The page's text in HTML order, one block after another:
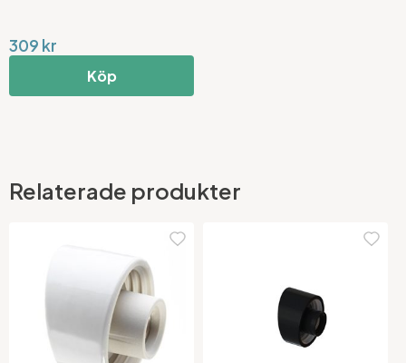
309 kr
Köp
Relaterade produkter